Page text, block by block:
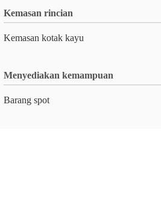
Kemasan rincian
Kemasan kotak kayu
Menyediakan kemampuan
Barang spot